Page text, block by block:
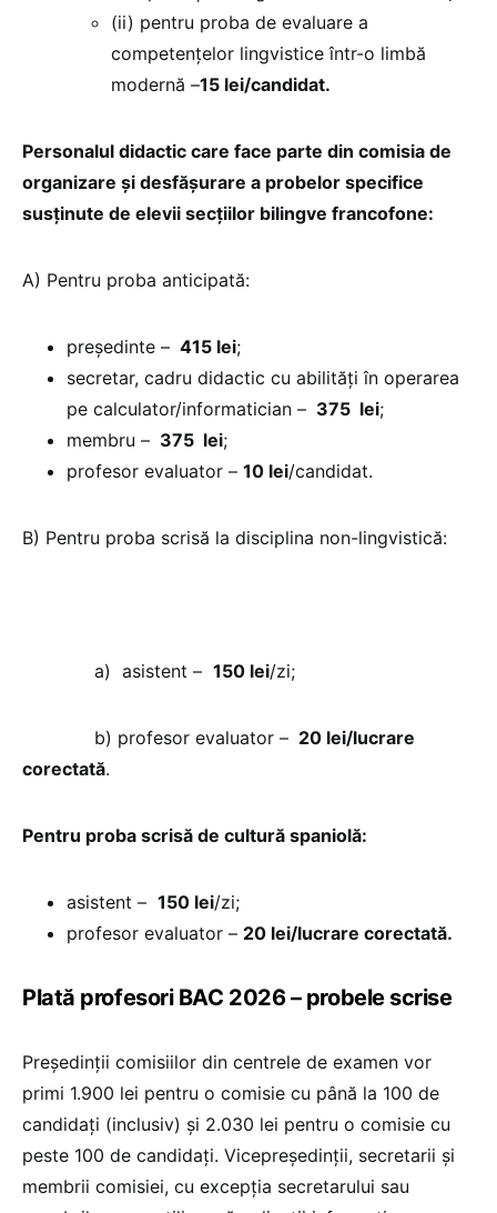
(ii) pentru proba de evaluare a
competențelor lingvistice într-o limbă
modernă –15 lei/candidat.
Personalul didactic care face parte din comisia de
organizare și desfășurare a probelor specifice
susținute de elevii secțiilor bilingve francofone:
A) Pentru proba anticipată:
președinte – 415 lei;
secretar, cadru didactic cu abilități în operarea
pe calculator/informatician – 375 lei;
membru – 375 lei;
profesor evaluator – 10 lei/candidat.
B) Pentru proba scrisă la disciplina non-lingvistică:
a) asistent – 150 lei/zi;
b) profesor evaluator – 20 lei/lucrare
corectată.
Pentru proba scrisă de cultură spaniolă:
asistent – 150 lei/zi;
profesor evaluator – 20 lei/lucrare corectată.
Plată profesori BAC 2026 – probele scrise
Președinții comisiilor din centrele de examen vor
primi 1.900 lei pentru o comisie cu până la 100 de
candidați (inclusiv) și 2.030 lei pentru o comisie cu
peste 100 de candidați. Vicepreședinții, secretarii și
membrii comisiei, cu excepția secretarului sau